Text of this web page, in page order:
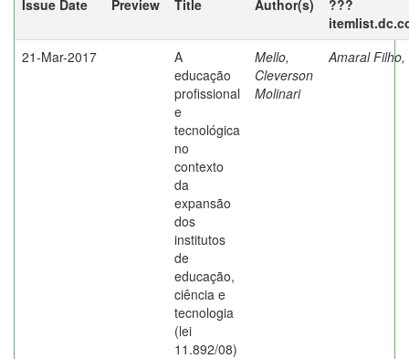
Issue Date Preview Title Author(s)
???
21-Mar-2017
A
educação
profissional
e
tecnológica
no
contexto
da
expansão
dos
institutos
de
educação,
ciência e
tecnologia
(lei
11.892/08)
Mello,
Cleverson
Molinari
Amaral